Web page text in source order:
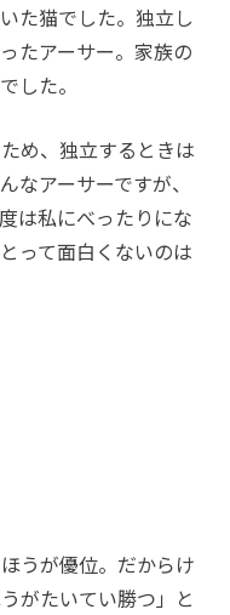
た猫でした。独立し
たアーサー。家族の
した。
め、独立するときは
なアーサーですが、
は私にべったりにな
って面白くないのは
うが優位。だからけ
がたいてい勝つ」と